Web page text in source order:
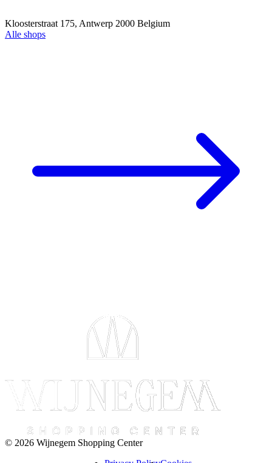
Kloosterstraat 175, Antwerp 2000 Belgium
Alle shops
© 2026 Wijnegem Shopping Center